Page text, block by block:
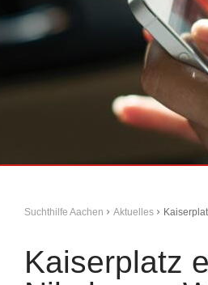
Suchthilfe Aachen Aktuelles
Kaiserplatz